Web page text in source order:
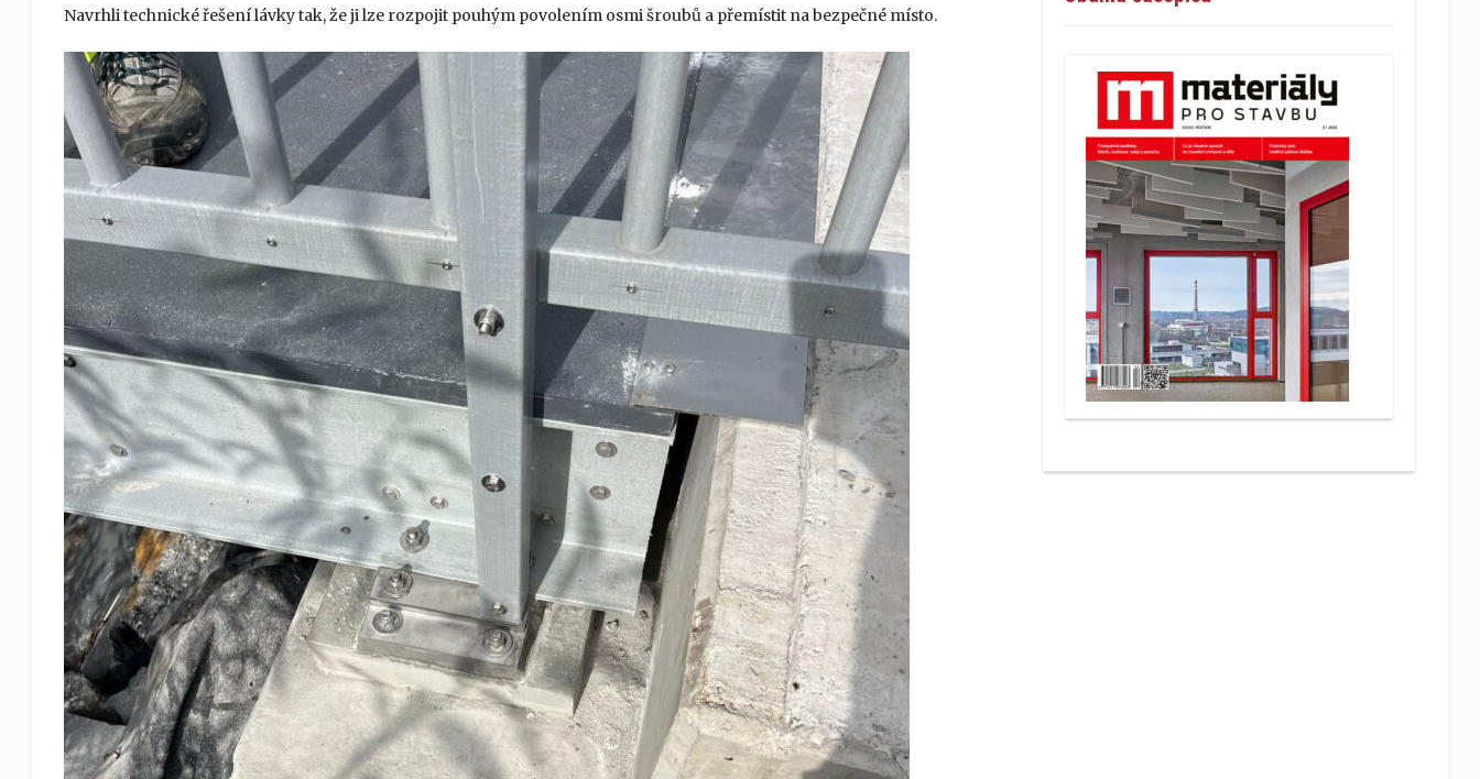
Navrhli technické řešení lávky tak, že ji lze rozpojit pouhým povolením osmi šroubů a přemístit na bezpečné místo.